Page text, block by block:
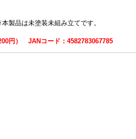
製品は未塗装未組み立てです。
円） JANコード：4582783067785